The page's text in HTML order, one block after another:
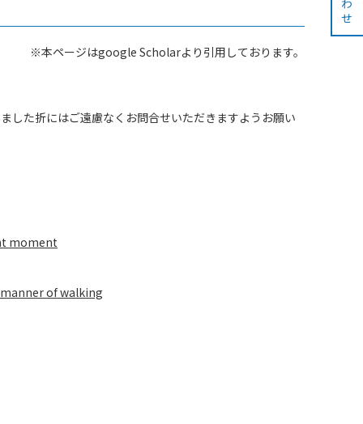
※本ページはgoogle Scholarより引用しております。
した折にはご遠慮なくお問合せいただきますようお願い
moment
of walking